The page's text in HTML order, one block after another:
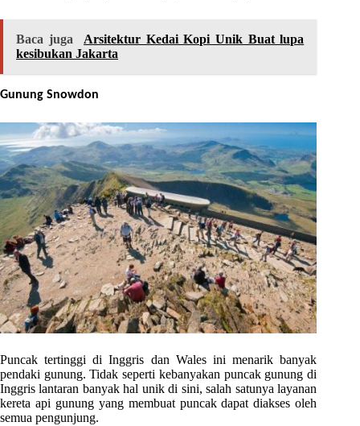
Baca juga
Arsitektur Kedai Kopi Unik Buat lupa
kesibukan Jakarta
Gunung Snowdon
Puncak tertinggi di Inggris dan Wales ini menarik banyak
pendaki gunung. Tidak seperti kebanyakan puncak gunung di
Inggris lantaran banyak hal unik di sini, salah satunya layanan
kereta api gunung yang membuat puncak dapat diakses oleh
semua pengunjung.